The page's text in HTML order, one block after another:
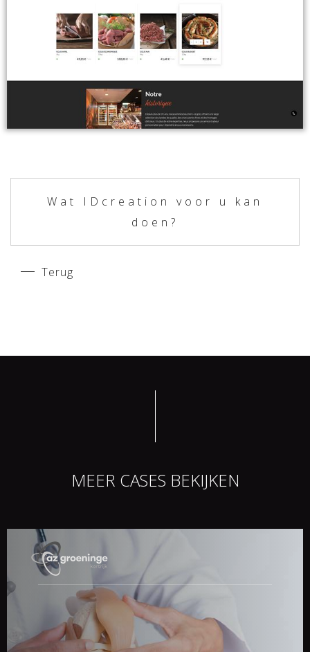
Wat IDcreation voor u kan
doen?
Terug
MEER CASES BEKIJKEN